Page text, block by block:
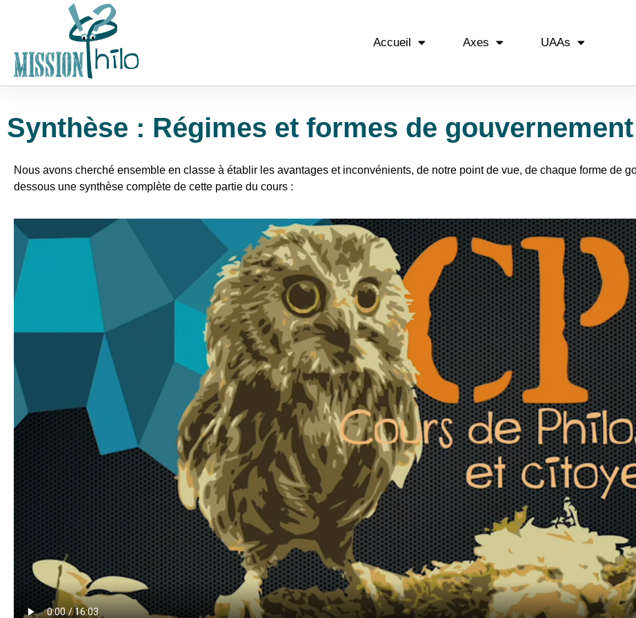
Accueil Axes UAAs
Synthèse : Régimes et formes de gouvernement
Nous avons cherché ensemble en classe à établir les avantages et inconvénients, de notre point de vue, de chaque forme de
dessous une synthèse complète de cette partie du cours :